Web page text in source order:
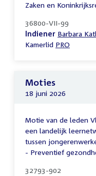
Zaken en
36800-VII-99
Indiener Barbara
Kamerlid PRO
Moties
18 juni 2026
Motie van de leden
een landelijk
tussen
- Preventief
32793-902